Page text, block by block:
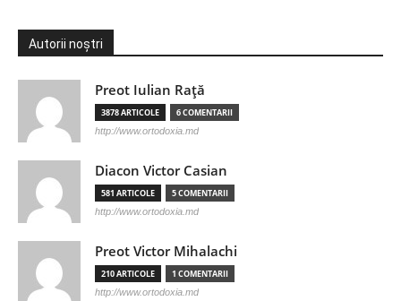
Autorii noștri
Preot Iulian Raţă
3878 ARTICOLE 6 COMENTARII
http://www.ortodoxia.md
Diacon Victor Casian
581 ARTICOLE 5 COMENTARII
http://www.ortodoxia.md
Preot Victor Mihalachi
210 ARTICOLE 1 COMENTARII
http://www.ortodoxia.md